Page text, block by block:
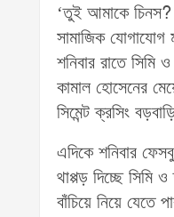
‘তুই আমাকে
সামাজিক যোগাযোগ
শনিবার রাতে সিমি
কামাল হোসেনের
সিমেন্ট ক্রসিং
এদিকে শনিবার
থাপ্পড় দিচ্ছে
বাঁচিয়ে নিয়ে যেতে